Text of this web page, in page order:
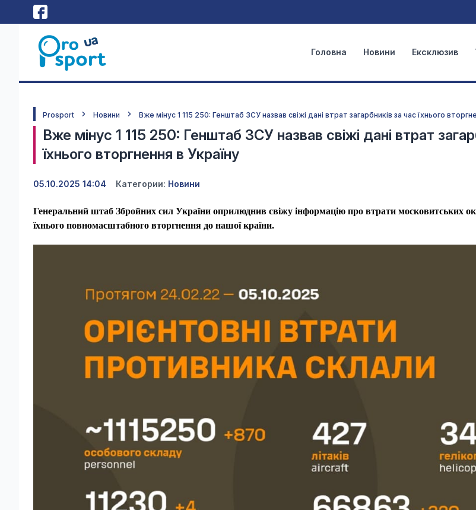
Головна Новини Ексклюзив
Prosport Новини Вже мінус 1 115 250: Генштаб ЗСУ назвав свіжі дані втрат загарбників за час їхнього
Вже мінус 1 115 250: Генштаб ЗСУ назвав свіжі дані втрат
їхнього вторгнення в Україну
05.10.2025 14:04 Категории: Новини
Генеральний штаб Збройних сил України оприлюднив свіжу інформацію про втрати московитських
їхнього повномасштабного вторгнення до нашої країни.